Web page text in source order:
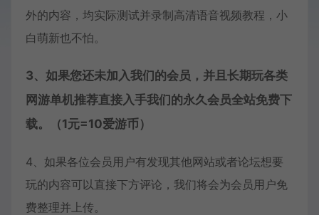
外的内容，均实际测试并录制高清语音视频教程，小
白萌新也不怕。
3、如果您还未加入我们的会员，并且长期玩各类
网游单机推荐直接入手我们的永久会员全站免费下
载。（1元=10爱游币）
4、如果各位会员用户有发现其他网站或者论坛想要
玩的内容可以直接下方评论，我们将会为会员用户免
费整理并上传。